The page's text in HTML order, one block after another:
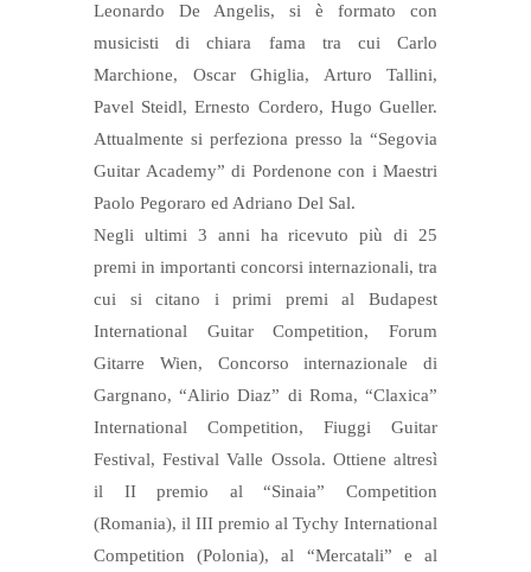
Leonardo De Angelis, si è formato con
musicisti di chiara fama tra cui Carlo
Marchione, Oscar Ghiglia, Arturo Tallini,
Pavel Steidl, Ernesto Cordero, Hugo Gueller.
Attualmente si perfeziona presso la “Segovia
Guitar Academy” di Pordenone con i Maestri
Paolo Pegoraro ed Adriano Del Sal.
Negli ultimi 3 anni ha ricevuto più di 25
premi in importanti concorsi internazionali, tra
cui si citano i primi premi al Budapest
International Guitar Competition, Forum
Gitarre Wien, Concorso internazionale di
Gargnano, “Alirio Diaz” di Roma, “Claxica”
International Competition, Fiuggi Guitar
Festival, Festival Valle Ossola. Ottiene altresì
il II premio al “Sinaia” Competition
(Romania), il III premio al Tychy International
Competition (Polonia), al “Mercatali” e al